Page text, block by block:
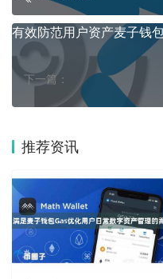
下一篇：
有效防范用户资产麦子钱
推荐资讯